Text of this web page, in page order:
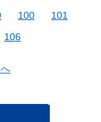
100
101
106